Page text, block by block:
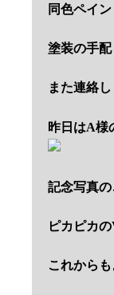
同色ペイ
塗装の手
また連絡
昨日はA様
記念写真の
ピカピカ
これから